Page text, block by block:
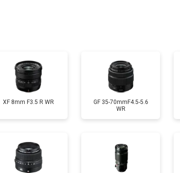
XF 8mm F3.5 R WR
GF 35-70mmF4.5-5.6
WR